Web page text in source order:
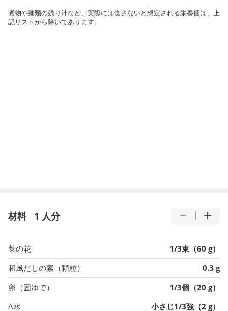
煮物や麺類の残り汁など、実際には食さないと想定される栄養価は、上
記リストから除いてあります。
材料 1 人分
菜の花
1/3束（60 g）
和風だしの素（顆粒）
0.3 g
卵（固ゆで）
1/3個（20 g）
A水
小さじ1/3強（2 g）